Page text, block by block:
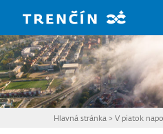
Hlavná stránka >V piatok